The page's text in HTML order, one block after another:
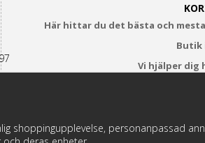
Här hittar du det bästa och
Butik
Vi hjälper dig
shoppingupplevelse, personanpassad